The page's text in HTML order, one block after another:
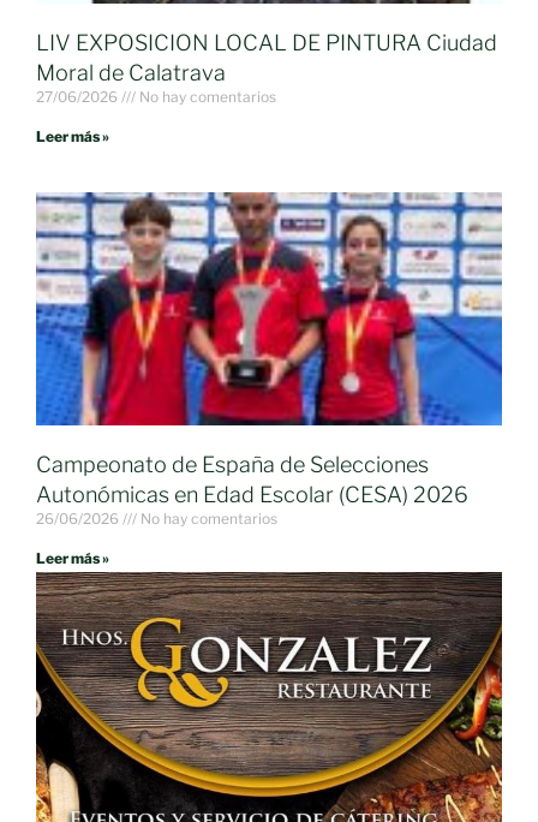
LIV EXPOSICION LOCAL DE PINTURA Ciudad
Moral de Calatrava
27/06/2026 No hay comentarios
Leer más »
Campeonato de España de Selecciones
Autonómicas en Edad Escolar (CESA) 2026
26/06/2026 No hay comentarios
Leer más »